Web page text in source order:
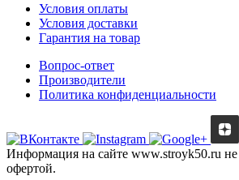
Условия оплаты
Условия доставки
Гарантия на товар
Вопрос-ответ
Производители
Политика конфиденциальности
Информация на сайте www.stroyk50.ru не
офертой.